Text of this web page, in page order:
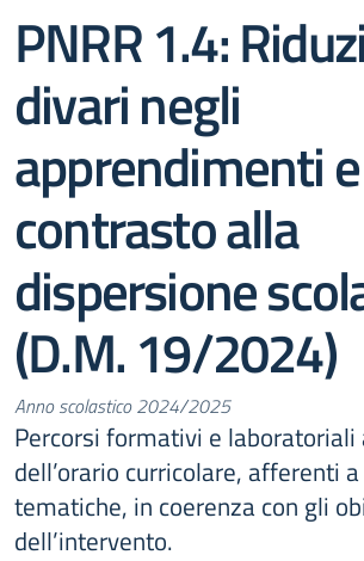
PNRR 1.4:
divari negli
apprendimenti e
contrasto alla
dispersione
(D.M. 19/2024)
Anno scolastico 2024/2025
Percorsi formativi e laboratoriali
dell’orario curricolare, afferenti
tematiche, in coerenza con gli
dell’intervento.